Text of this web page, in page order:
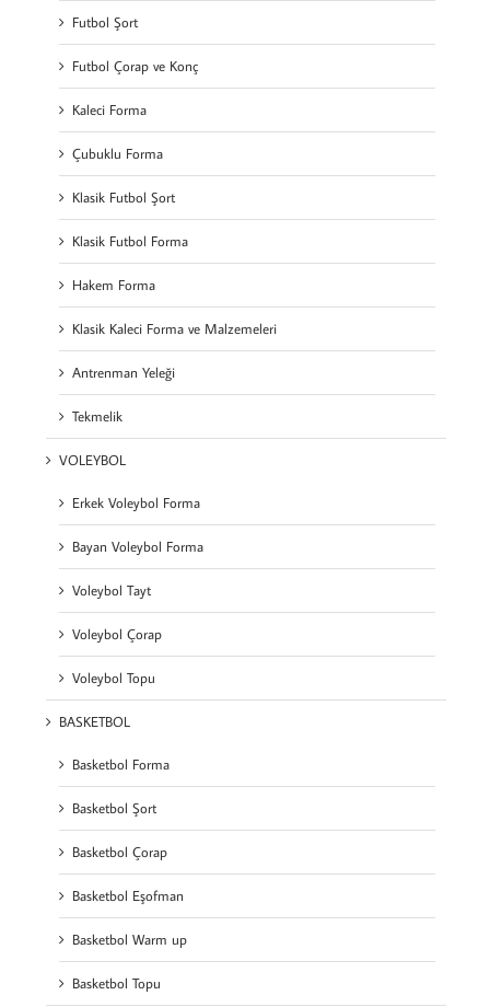
Futbol Şort
Futbol Çorap ve Konç
Kaleci Forma
Çubuklu Forma
Klasik Futbol Şort
Klasik Futbol Forma
Hakem Forma
Klasik Kaleci Forma ve Malzemeleri
Antrenman Yeleği
Tekmelik
VOLEYBOL
Erkek Voleybol Forma
Bayan Voleybol Forma
Voleybol Tayt
Voleybol Çorap
Voleybol Topu
BASKETBOL
Basketbol Forma
Basketbol Şort
Basketbol Çorap
Basketbol Eşofman
Basketbol Warm up
Basketbol Topu